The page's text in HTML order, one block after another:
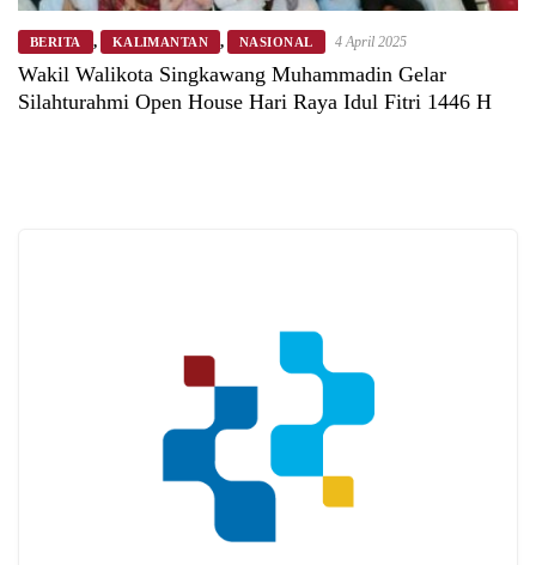
BERITA , KALIMANTAN , NASIONAL 4 April 2025
Wakil Walikota Singkawang Muhammadin Gelar
Silahturahmi Open House Hari Raya Idul Fitri 1446 H